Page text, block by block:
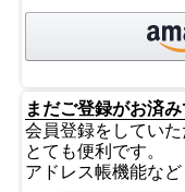
まだご登録がお済
会員登録をしてい
とても便利です。
アドレス帳機能など